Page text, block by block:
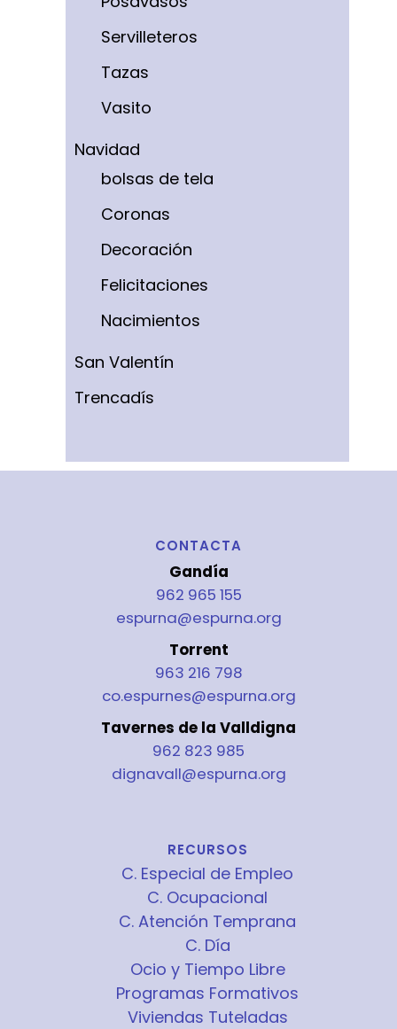
Servilleteros
Tazas
Vasito
Navidad
bolsas de tela
Coronas
Decoración
Felicitaciones
Nacimientos
San Valentín
Trencadís
CONTACTA
Gandía
962 965 155
espurna@espurna.org
Torrent
963 216 798
co.espurnes@espurna.org
Tavernes de la Valldigna
962 823 985
dignavall@espurna.org
RECURSOS
C. Especial de Empleo
C. Ocupacional
C. Atención Temprana
C. Día
Ocio y Tiempo Libre
Programas Formativos
Viviendas Tuteladas